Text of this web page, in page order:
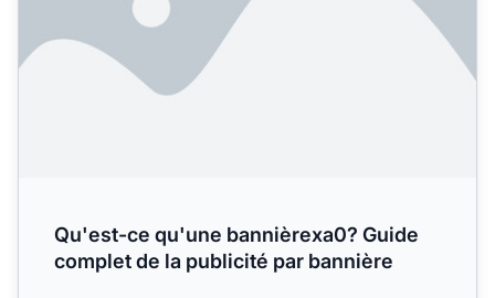
Qu'est-ce qu'une bannièrexa0? Guide
complet de la publicité par bannière